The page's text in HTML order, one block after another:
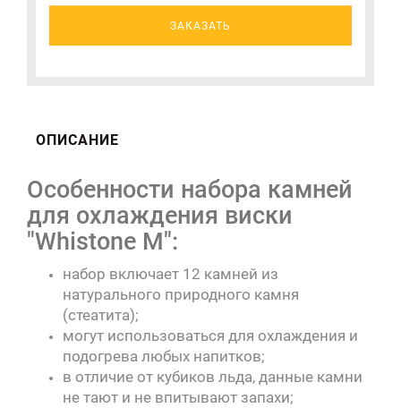
ЗАКАЗАТЬ
ОПИСАНИЕ
Особенности набора камней
для охлаждения виски
"Whistone M":
набор включает 12 камней из
натурального природного камня
(стеатита);
могут использоваться для охлаждения и
подогрева любых напитков;
в отличие от кубиков льда, данные камни
не тают и не впитывают запахи;